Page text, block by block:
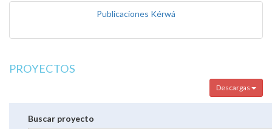
Publicaciones Kérwá
PROYECTOS
Descargas
Buscar proyecto